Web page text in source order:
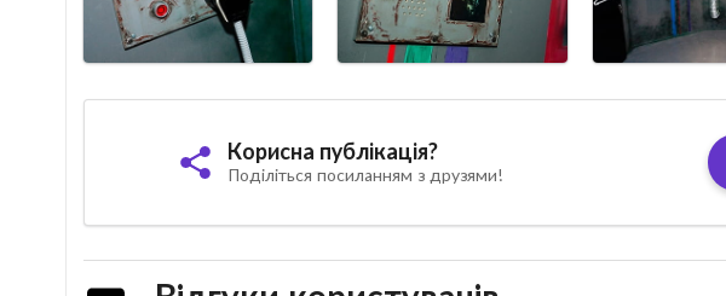
Корисна публікація?
Поділіться посиланням з друзями!